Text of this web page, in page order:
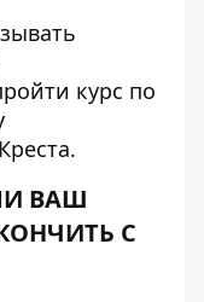
курс по
.
ВАШ
С